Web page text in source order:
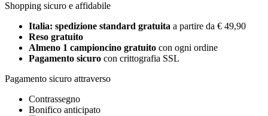
Shopping sicuro e affidabile
Italia: spedizione standard gratuita a partire da € 49,90
Reso gratuito
Almeno 1 campioncino gratuito con ogni ordine
Pagamento sicuro con crittografia SSL
Pagamento sicuro attraverso
Contrassegno
Bonifico anticipato